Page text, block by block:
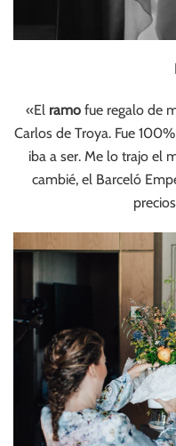
«El ramo fue regalo de
Carlos de Troya. Fue
iba a ser. Me lo trajo el
cambié, el Barceló